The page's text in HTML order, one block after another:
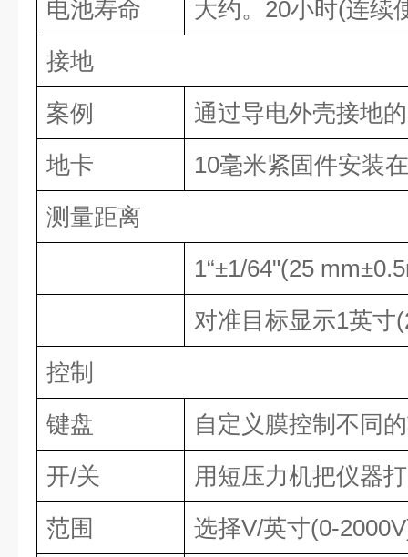
电池寿命 大约。 20小时(连续
接地
案例
通过导电外壳接地
地卡
10毫米紧固件安装
测量距离
1“±1/64"(25
对准目标显示1英寸
控制
键盘
自定义膜控制不同
开/关
用短压力机把仪器
范围
选择V/英寸(0-